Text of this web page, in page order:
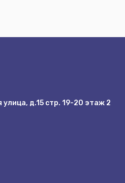
улица, д.15 стр. 19-20 этаж 2